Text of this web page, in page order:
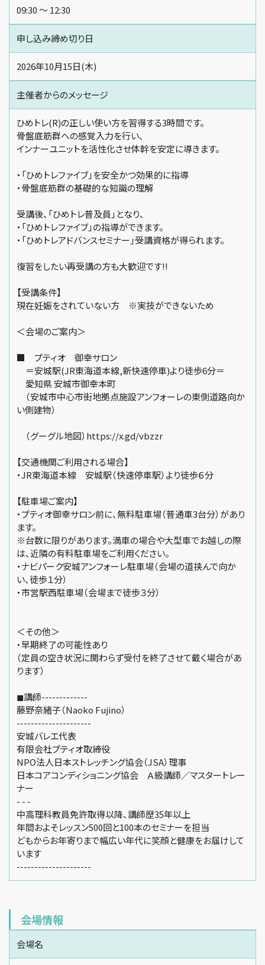
09:30 〜 12:30
申し込み締め切り日
2026年10月15日(木)
主催者からのメッセージ
ひめトレ(R)の正しい使い方を習得する3時間です。
骨盤底筋群への感覚入力を行い、
インナーユニットを活性化させ体幹を安定に導きます。
・「ひめトレファイブ」を安全かつ効果的に指導
・骨盤底筋群の基礎的な知識の理解
受講後、「ひめトレ普及員」となり、
・「ひめトレファイブ」の指導ができます。
・「ひめトレアドバンスセミナー」受講資格が得られます。
復習をしたい再受講の方も大歓迎です!!
【受講条件】
現在妊娠をされていない方 ※実技ができないため
＜会場のご案内＞
■ プティオ 御幸サロン
＝安城駅(JR東海道本線,新快速停車)より徒歩6分＝
愛知県 安城市御幸本町
（安城市中心市街地拠点施設アンフォーレの東側道路向か
い側建物）
（グーグル地図）https://x.gd/vbzzr
【交通機関ご利用される場合】
・JR東海道本線 安城駅（快速停車駅）より徒歩６分
【駐車場ご案内】
・プティオ御幸サロン前に、無料駐車場（普通車3台分）があり
ます。
※台数に限りがあります。満車の場合や大型車でお越しの際
は、近隣の有料駐車場をご利用ください。
・ナビパーク安城アンフォーレ駐車場（会場の道挟んで向か
い、徒歩１分）
・市営駅西駐車場（会場まで徒歩３分）
＜その他＞
・早期終了の可能性あり
（定員の空き状況に関わらず受付を終了させて戴く場合があ
ります）
◼講師-------------
藤野奈緒子（Naoko Fujino）
---------------------
安城バレエ代表
有限会社プティオ取締役
NPO法人日本ストレッチング協会（JSA）理事
日本コアコンディショニング協会 Ａ級講師／マスタートレー
ナー
- - -
中高理科教員免許取得以降、講師歴35年以上
年間およそレッスン500回と100本のセミナーを担当
どもからお年寄りまで幅広い年代に笑顔と健康をお届けして
います
---------------------
会場情報
会場名